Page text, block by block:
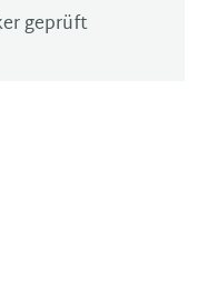
geprüft